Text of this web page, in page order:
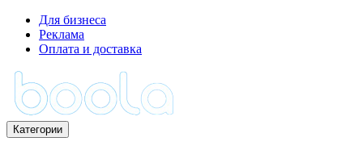
Для бизнеса
Реклама
Оплата и доставка
Категории